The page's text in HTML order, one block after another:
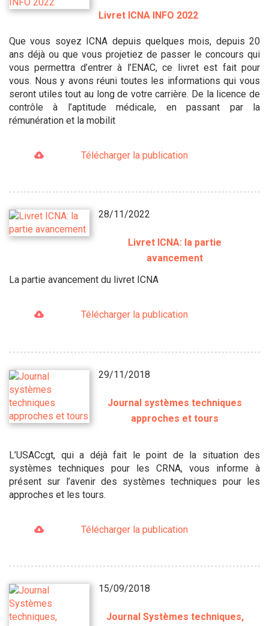
Livret ICNA INFO 2022
Que vous soyez ICNA depuis quelques mois, depuis 20
ans déjà ou que vous projetiez de passer le concours qui
vous permettra d’entrer à l’ENAC, ce livret est fait pour
vous. Nous y avons réuni toutes les informations qui vous
seront utiles tout au long de votre carrière. De la licence de
contrôle à l’aptitude médicale, en passant par la
rémunération et la mobilit
Télécharger la publication
28/11/2022
Livret ICNA: la partie
avancement
La partie avancement du livret ICNA
Télécharger la publication
29/11/2018
Journal systèmes techniques
approches et tours
L’USACcgt, qui a déjà fait le point de la situation des
systèmes techniques pour les CRNA, vous informe à
présent sur l’avenir des systèmes techniques pour les
approches et les tours.
Télécharger la publication
15/09/2018
Journal Systèmes techniques,